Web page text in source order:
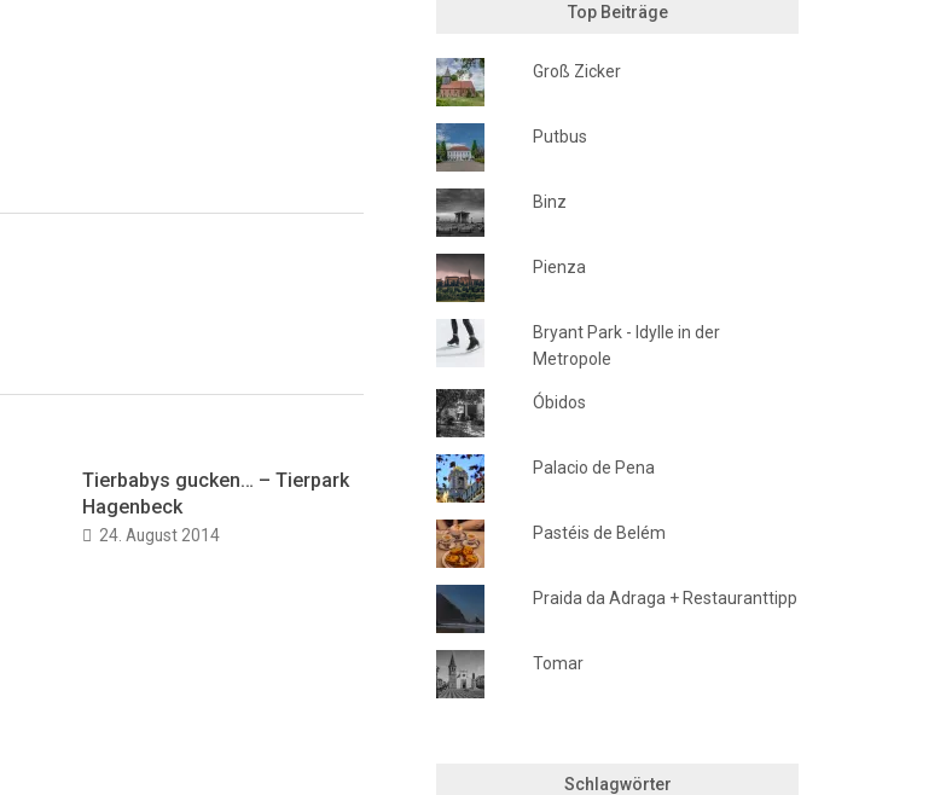
Tierbabys gucken… – Tierpark
Hagenbeck
24. August 2014
Top Beiträge
Groß Zicker
Putbus
Binz
Pienza
Bryant Park - Idylle in der
Metropole
Óbidos
Palacio de Pena
Pastéis de Belém
Praida da Adraga + Restauranttipp
Tomar
Schlagwörter